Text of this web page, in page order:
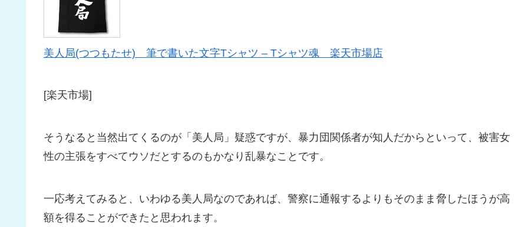
美人局(つつもたせ) 筆で書いた文字Tシャツ – Tシャツ魂 楽天市場店
[楽天市場]
そうなると当然出てくるのが「美人局」疑惑ですが、暴力団関係者が知人だからといって、被害女
性の主張をすべてウソだとするのもかなり乱暴なことです。
一応考えてみると、いわゆる美人局なのであれば、警察に通報するよりもそのまま脅したほうが高
額を得ることができたと思われます。